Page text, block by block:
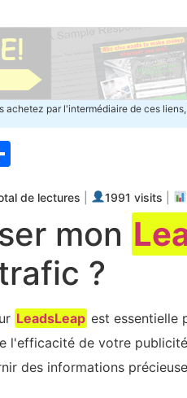
par l'intermédiaire de ces
de lectures 1991 visits
mon
?
LeadsLeap est essentielle
l'efficacité de votre
des informations